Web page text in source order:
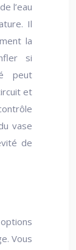
l’eau
Il
la
si
peut
et
vase
de
Vous